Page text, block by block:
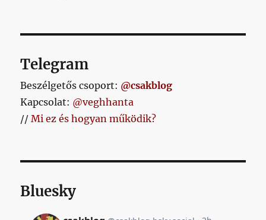
csak
Telegram
Beszélgetős csoport: @csakblog
Kapcsolat: @veghhanta
//Mi ez és hogyan működik?
Bluesky